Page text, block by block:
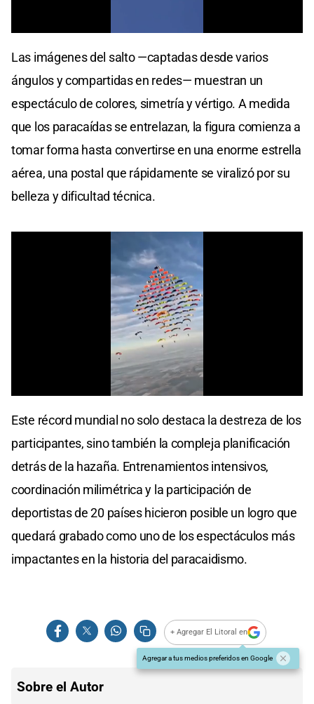
seconds
of
seconds
Las imágenes del salto —captadas desde varios
ángulos y compartidas en redes— muestran un
espectáculo de colores, simetría y vértigo. A medida
que los paracaídas se entrelazan, la figura comienza a
tomar forma hasta convertirse en una enorme estrella
aérea, una postal que rápidamente se viralizó por su
belleza y dificultad técnica.
seconds
of
seconds
Este récord mundial no solo destaca la destreza de los
participantes, sino también la compleja planificación
detrás de la hazaña. Entrenamientos intensivos,
coordinación milimétrica y la participación de
deportistas de 20 países hicieron posible un logro que
quedará grabado como uno de los espectáculos más
impactantes en la historia del paracaidismo.
+ Agregar El Litoral en
Agregar a tus medios preferidos en Google
Sobre el Autor